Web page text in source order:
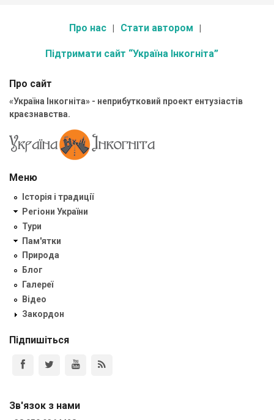
Про нас Стати автором
Підтримати сайт “Україна Інкогніта”
Про сайт
«Україна Інкогніта» - неприбутковий проект ентузіастів
краєзнавства.
Меню
Історія і традиції
Регіони України
Тури
Пам'ятки
Природа
Блог
Галереї
Відео
Закордон
Підпишіться
Зв'язок з нами